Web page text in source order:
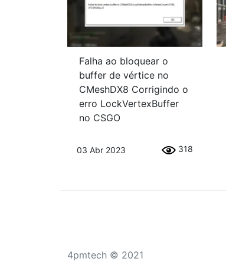
Falha ao bloquear o
buffer de vértice no
CMeshDX8 Corrigindo o
erro LockVertexBuffer
no CSGO
03 Abr 2023 318
4pmtech © 2021